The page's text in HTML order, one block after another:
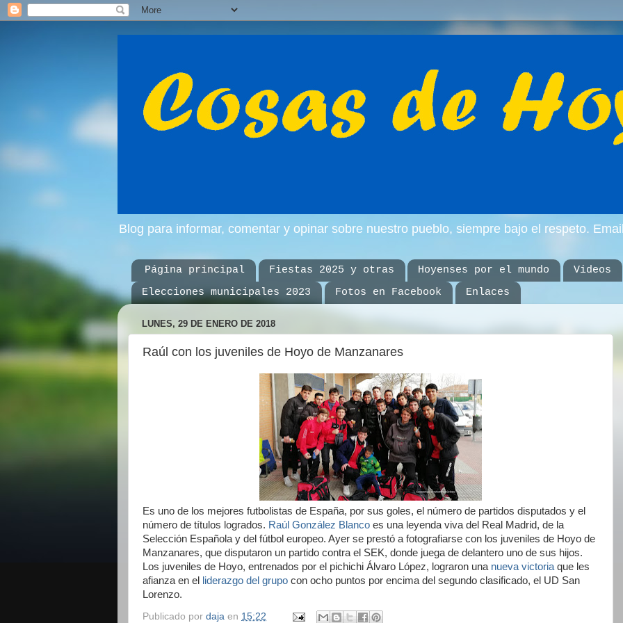
Blog para informar, comentar y opinar sobre nuestro pueblo, siempre bajo el respeto.
Página principal Fiestas 2025 y otras Hoyenses por el mundo
Videos
Elecciones municipales 2023
Fotos en Facebook Enlaces
LUNES, 29 DE ENERO DE 2018
Raúl con los juveniles de Hoyo de Manzanares
Es uno de los mejores futbolistas de España, por sus goles, el número de partidos disputados y el
número de títulos logrados. Raúl González Blanco es una leyenda viva del Real Madrid, de la
Selección Española y del fútbol europeo. Ayer se prestó a fotografiarse con los juveniles de Hoyo de
Manzanares, que disputaron un partido contra el SEK, donde juega de delantero uno de sus hijos.
Los juveniles de Hoyo, entrenados por el pichichi Álvaro López, lograron una nueva victoria que les
afianza en el
liderazgo del grupo con ocho puntos por encima del segundo clasificado, el UD San
Lorenzo.
Publicado por daja en 15:22